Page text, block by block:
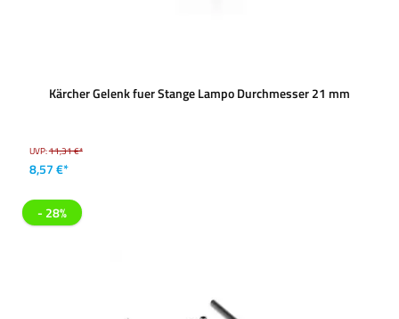
Kärcher Gelenk fuer Stange Lampo Durchmesser 21 mm
UVP:11,31 €*
8,57 €*
- 28%